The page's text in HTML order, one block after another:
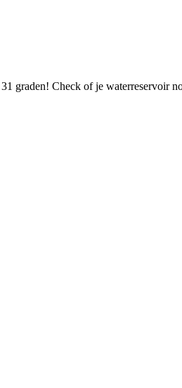
graden! Check of je